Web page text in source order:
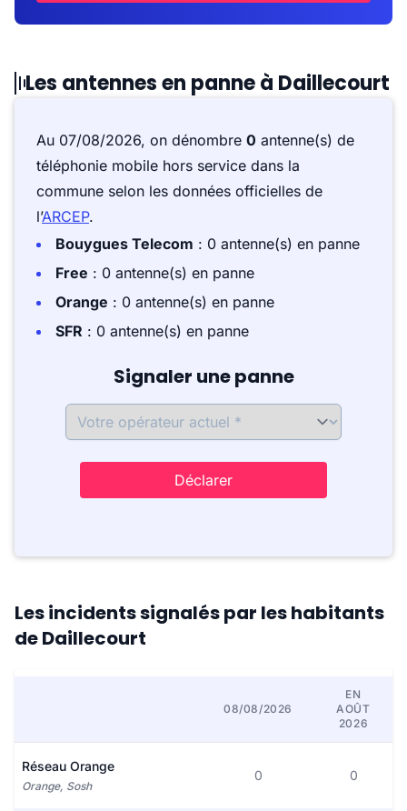
Les antennes en panne à Daillecourt
Au 07/08/2026, on dénombre 0 antenne(s) de
téléphonie mobile hors service dans la
commune selon les données officielles de
l’ARCEP.
Bouygues Telecom : 0 antenne(s) en panne
Free : 0 antenne(s) en panne
Orange : 0 antenne(s) en panne
SFR : 0 antenne(s) en panne
Signaler une panne
Déclarer
Les incidents signalés par les habitants
de Daillecourt
08/08/2026
EN
AOÛT
2026
Réseau Orange
Orange, Sosh
0 0